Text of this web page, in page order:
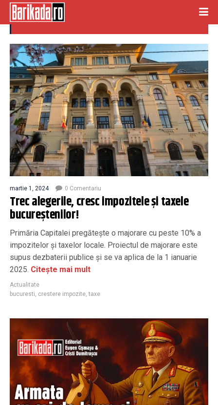
crestere impozite
martie 1, 2024 0 Comentariu
Trec alegerile, cresc impozitele și taxele
bucureștenilor!
Primăria Capitalei pregătește o majorare cu peste 10% a
impozitelor și taxelor locale. Proiectul de majorare este
supus dezbaterii publice și se va aplica de la 1 ianuarie
2025. Citește mai mult
Actualitate
bucuresti, crestere impozite,taxe